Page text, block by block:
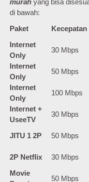
di bawah:
Paket
Kecepatan
Internet
Only
30 Mbps
Internet
Only
50 Mbps
Internet
Only
100 Mbps
Internet +
UseeTV
30 Mbps
JITU 1 2P
50 Mbps
2P Netflix
30 Mbps
Movie
50 Mbps